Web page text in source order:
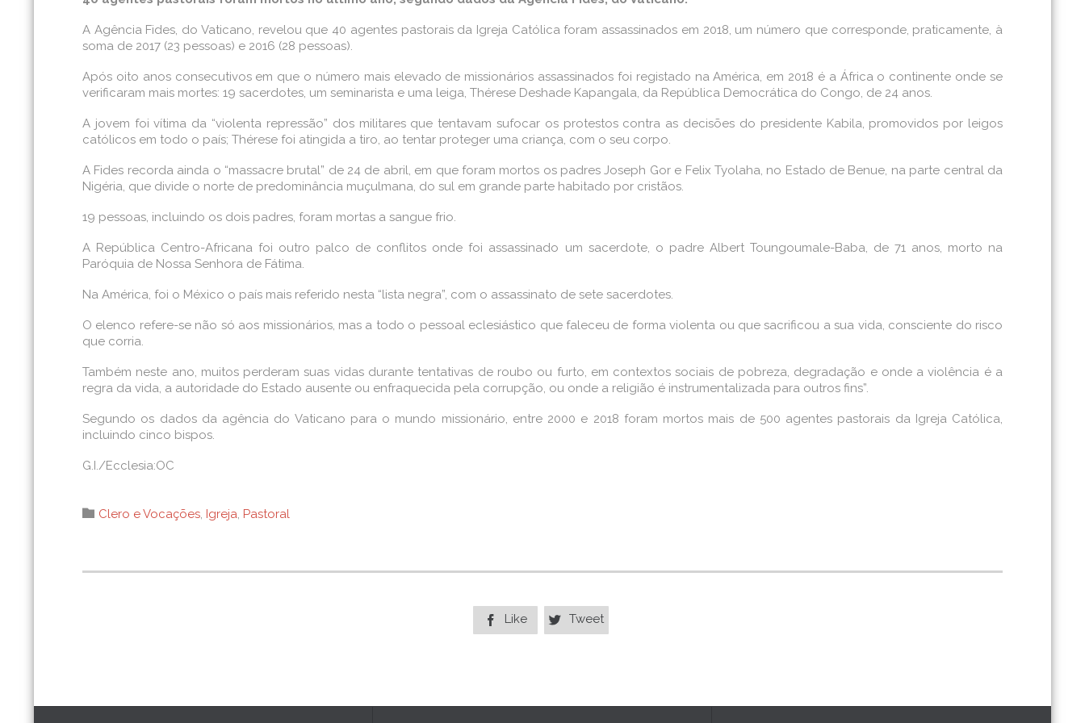
A Agência Fides, do Vaticano, revelou que 40 agentes pastorais da Igreja Católica foram assassinados em 2018, um número que corresponde, praticamente, à
soma de 2017 (23 pessoas) e 2016 (28 pessoas).
Após oito anos consecutivos em que o número mais elevado de missionários assassinados foi registado na América, em 2018 é a África o continente onde se
verificaram mais mortes: 19 sacerdotes, um seminarista e uma leiga, Thérese Deshade Kapangala, da República Democrática do Congo, de 24 anos.
A jovem foi vítima da “violenta repressão” dos militares que tentavam sufocar os protestos contra as decisões do presidente Kabila, promovidos por leigos
católicos em todo o país; Thérese foi atingida a tiro, ao tentar proteger uma criança, com o seu corpo.
A Fides recorda ainda o “massacre brutal” de 24 de abril, em que foram mortos os padres Joseph Gor e Felix Tyolaha, no Estado de Benue, na parte central da
Nigéria, que divide o norte de predominância muçulmana, do sul em grande parte habitado por cristãos.
19 pessoas, incluindo os dois padres, foram mortas a sangue frio.
A República Centro-Africana foi outro palco de conflitos onde foi assassinado um sacerdote, o padre Albert Toungoumale-Baba, de 71 anos, morto na
Paróquia de Nossa Senhora de Fátima.
Na América, foi o México o país mais referido nesta “lista negra”, com o assassinato de sete sacerdotes.
O elenco refere-se não só aos missionários, mas a todo o pessoal eclesiástico que faleceu de forma violenta ou que sacrificou a sua vida, consciente do risco
que corria.
Também neste ano, muitos perderam suas vidas durante tentativas de roubo ou furto, em contextos sociais de pobreza, degradação e onde a violência é a
regra da vida, a autoridade do Estado ausente ou enfraquecida pela corrupção, ou onde a religião é instrumentalizada para outros fins”.
Segundo os dados da agência do Vaticano para o mundo missionário, entre 2000 e 2018 foram mortos mais de 500 agentes pastorais da Igreja Católica,
incluindo cinco bispos.
G.I./Ecclesia:OC
 Category
Clero e Vocações, Igreja, Pastoral
 Like  Tweet